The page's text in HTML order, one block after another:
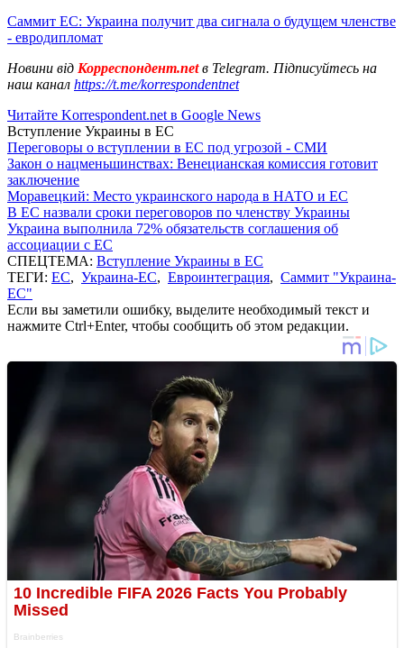
Саммит ЕС: Украина получит два сигнала о будущем членстве
- евродипломат
Новини від Корреспондент.netв Telegram. Підписуйтесь на
наш канал https://t.me/korrespondentnet
Читайте Korrespondent.net в Google News
Вступление Украины в ЕС
Переговоры о вступлении в ЕС под угрозой - СМИ
Закон о нацменьшинствах: Венецианская комиссия готовит
заключение
Моравецкий: Место украинского народа в НАТО и ЕС
В ЕС назвали сроки переговоров по членству Украины
Украина выполнила 72% обязательств соглашения об
ассоциации с ЕС
СПЕЦТЕМА: Вступление Украины в ЕС
ТЕГИ: ЕС, Украина-ЕС, Евроинтеграция, Саммит "Украина-
ЕС"
Если вы заметили ошибку, выделите необходимый текст и
нажмите Ctrl+Enter, чтобы сообщить об этом редакции.